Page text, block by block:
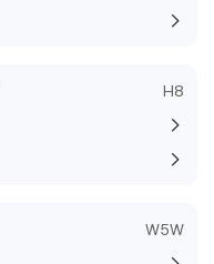
H8
W5W